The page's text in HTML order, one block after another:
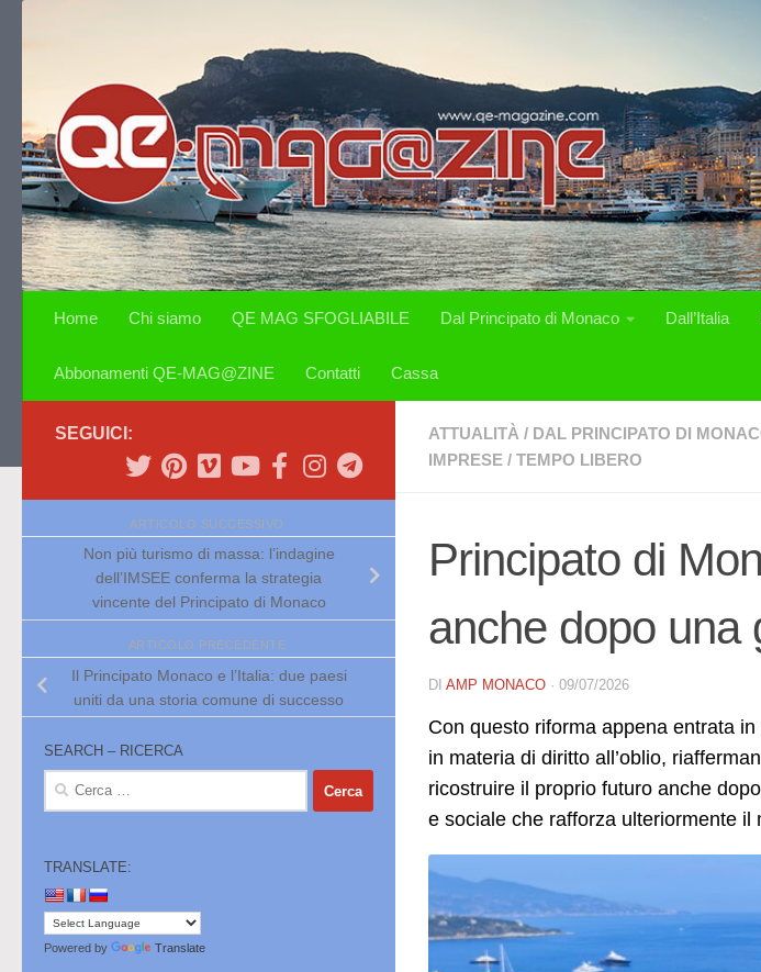
Home Chi siamo QE MAG SFOGLIABILE Dal Principato di Monaco Dall’Italia
Abbonamenti QE-MAG@ZINE Contatti Cassa
ATTUALITÀ / DAL PRINCIPATO DI
IMPRESE / TEMPO LIBERO
Principato di
anche dopo una
DI AMP MONACO · 09/07/2026
Con questo riforma appena entrata
in materia di diritto all’oblio,
ricostruire il proprio futuro anche
e sociale che rafforza ulteriormente
SEGUICI:
ARTICOLO SUCCESSIVO
Non più turismo di massa: l’indagine
dell’IMSEE conferma la strategia
vincente del Principato di Monaco
ARTICOLO PRECEDENTE
Il Principato Monaco e l’Italia: due paesi
uniti da una storia comune di successo
SEARCH – RICERCA
Ricerca
TRANSLATE:
Powered by Translate